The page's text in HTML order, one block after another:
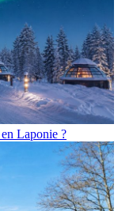
Laponie ?